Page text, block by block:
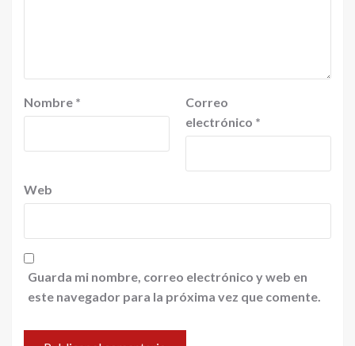
Nombre *
Correo
electrónico *
Web
Guarda mi nombre, correo electrónico y web en
este navegador para la próxima vez que comente.